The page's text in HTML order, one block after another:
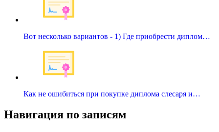
Вот несколько вариантов - 1) Где приобрести диплом…
Как не ошибиться при покупке диплома слесаря и…
Навигация по записям